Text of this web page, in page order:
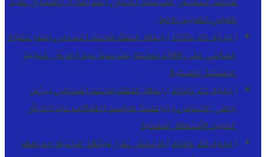
العرش المجيدالاخبار
[ يوليو 29, 2026 ]
جلالة الملك محمد السادس يصدر عفوه
السامي على 1788 شخصا بمناسبة عيد العرش المجيد
الأنشطة الملكية
[ يوليو 29, 2026 ]
جلالة الملك محمد السادس يترأس
يومي الخميس والجمعة مراسم احتفالات عيد العرش
المجيدالأنشطة الملكية
[ يوليو 29, 2026 ]
مراكش تعزز بنياتها التحتية وعرضها